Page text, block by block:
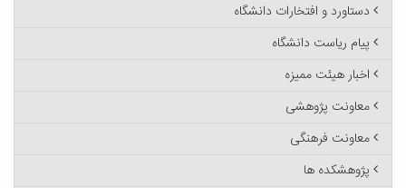
دستاورد و افتخارات دانشگاه
پیام ریاست دانشگاه
اخبار هیئت ممیزه
معاونت پژوهشی
معاونت فرهنگی
پژوهشکده ها